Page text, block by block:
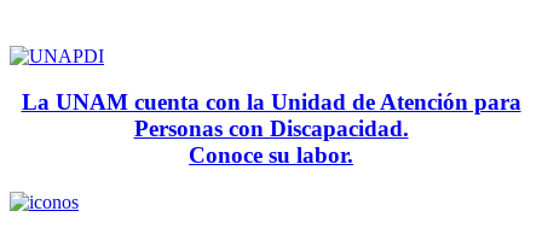
La UNAM cuenta con la Unidad de Atención para
Personas con Discapacidad.
Conoce su labor.